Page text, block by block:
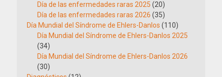
Día de las enfermedades raras 2025 (20)
Día de las enfermedades raras 2026 (35)
Día Mundial del Síndrome de Ehlers-Danlos (110)
Día Mundial del Síndrome de Ehlers-Danlos 2025
(34)
Día Mundial del Síndrome de Ehlers-Danlos 2026
(30)